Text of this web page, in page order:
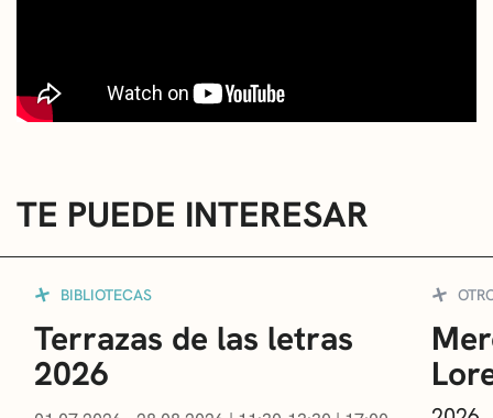
TE PUEDE INTERESAR
BIBLIOTECAS
Terrazas de las letras
2026